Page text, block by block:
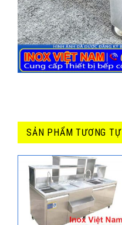
SẢN PHẨM TƯƠNG TỰ